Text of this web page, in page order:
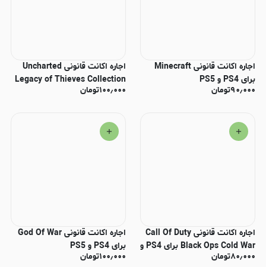
اجاره اکانت قانونی Minecraft
برای PS4 و PS5
۹۰٫۰۰۰تومان
اجاره اکانت قانونی Uncharted
Legacy of Thieves Collection
برای PS5
۱۰۰٫۰۰۰تومان
اجاره اکانت قانونی Call Of Duty
Black Ops Cold War برای PS4 و
PS5
۸۰٫۰۰۰تومان
اجاره اکانت قانونی God Of War
برای PS4 و PS5
۱۰۰٫۰۰۰تومان